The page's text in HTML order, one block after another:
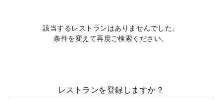
該当するレストランはありませんでした。
条件を変えて再度ご検索ください。
レストランを登録しますか？